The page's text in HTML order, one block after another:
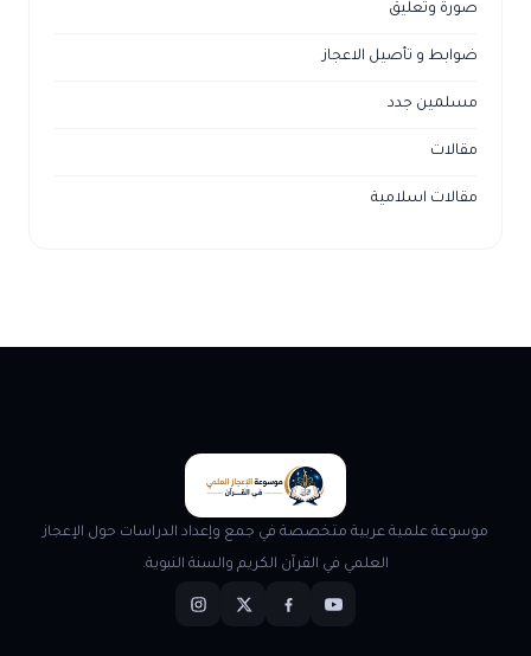
صورة وتعليق
ضوابط و تأصيل الاعجاز
مسلمين جدد
مقالات
مقالات اسلامية
موسوعة علمية عربية متخصصة في جمع وإعداد الدراسات حول الإعجاز
العلمي في القرآن الكريم والسنة النبوية.